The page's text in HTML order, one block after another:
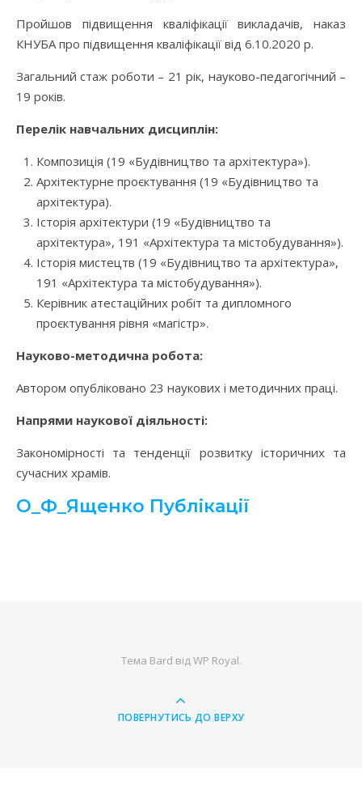
Пройшов підвищення кваліфікації викладачів, наказ
КНУБА про підвищення кваліфікації від 6.10.2020 р.
Загальний стаж роботи – 21 рік, науково-педагогічний –
19 років.
Перелік навчальних дисциплін:
Композиція (19 «Будівництво та архітектура»).
Архітектурне проєктування (19 «Будівництво та
архітектура).
Історія архітектури (19 «Будівництво та
архітектура», 191 «Архітектура та містобудування»).
Історія мистецтв (19 «Будівництво та архітектура»,
191 «Архітектура та містобудування»).
Керівник атестаційних робіт та дипломного
проєктування рівня «магістр».
Науково-методична робота:
Автором опубліковано 23 наукових і методичних праці.
Напрями наукової діяльності:
Закономірності та тенденції розвитку історичних та
сучасних храмів.
О_Ф_Ященко Публікації
Тема Bard відWP Royal.
ПОВЕРНУТИСЬ ДО ВЕРХУ